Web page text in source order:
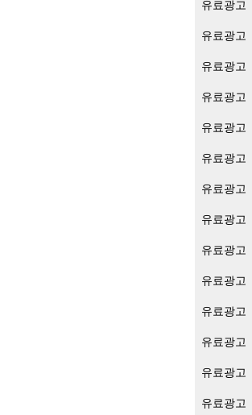
유료광고
유료광고
유료광고
유료광고
유료광고
유료광고
유료광고
유료광고
유료광고
유료광고
유료광고
유료광고
유료광고
유료광고